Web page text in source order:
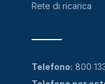
Rete di ricarica
Telefono: 800